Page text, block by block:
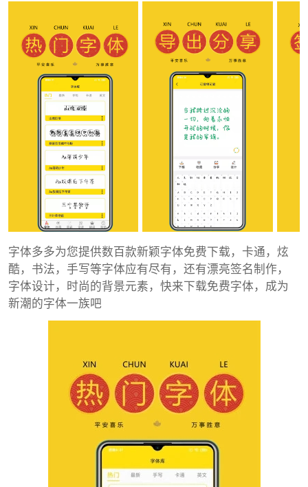
字体多多为您提供数百款新颖字体免费下载，卡通，炫
酷，书法，手写等字体应有尽有，还有漂亮签名制作，
字体设计，时尚的背景元素，快来下载免费字体，成为
新潮的字体一族吧